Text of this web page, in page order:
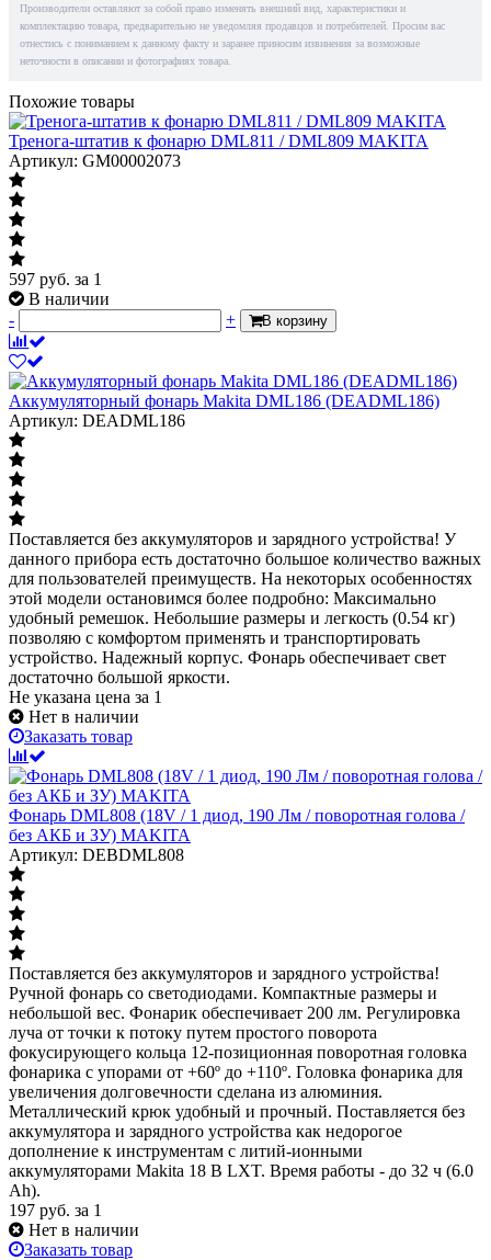
Производители оставляют за собой право изменять внешний вид, характеристики и
комплектацию товара, предварительно не уведомляя продавцов и потребителей. Просим вас
отнестись с пониманием к данному факту и заранее приносим извинения за возможные
неточности в описании и фотографиях товара.
Похожие товары
Тренога-штатив к фонарю DML811 / DML809 MAKITA
Артикул: GM00002073
597 руб. за 1
В наличии
-
+ В корзину
Аккумуляторный фонарь Makita DML186 (DEADML186)
Артикул: DEADML186
Поставляется без аккумуляторов и зарядного устройства! У
данного прибора есть достаточно большое количество важных
для пользователей преимуществ. На некоторых особенностях
этой модели остановимся более подробно: Максимально
удобный ремешок. Небольшие размеры и легкость (0.54 кг)
позволяю с комфортом применять и транспортировать
устройство. Надежный корпус. Фонарь обеспечивает свет
достаточно большой яркости.
Не указана цена за 1
Нет в наличии
Заказать товар
Фонарь DML808 (18V / 1 диод, 190 Лм / поворотная голова /
без АКБ и ЗУ) MAKITA
Артикул: DEBDML808
Поставляется без аккумуляторов и зарядного устройства!
Ручной фонарь со светодиодами. Компактные размеры и
небольшой вес. Фонарик обеспечивает 200 лм. Регулировка
луча от точки к потоку путем простого поворота
фокусирующего кольца 12-позиционная поворотная головка
фонарика с упорами от +60º до +110º. Головка фонарика для
увеличения долговечности сделана из алюминия.
Металлический крюк удобный и прочный. Поставляется без
аккумулятора и зарядного устройства как недорогое
дополнение к инструментам с литий-ионными
аккумуляторами Makita 18 В LXT. Время работы - до 32 ч (6.0
Ah).
197 руб. за 1
Нет в наличии
Заказать товар